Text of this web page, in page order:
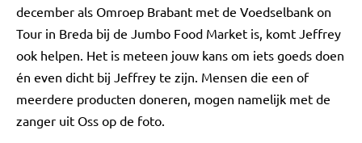
december als Omroep Brabant met de Voedselbank on
Tour in Breda bij de Jumbo Food Market is, komt Jeffrey
ook helpen. Het is meteen jouw kans om iets goeds doen
én even dicht bij Jeffrey te zijn. Mensen die een of
meerdere producten doneren, mogen namelijk met de
zanger uit Oss op de foto.